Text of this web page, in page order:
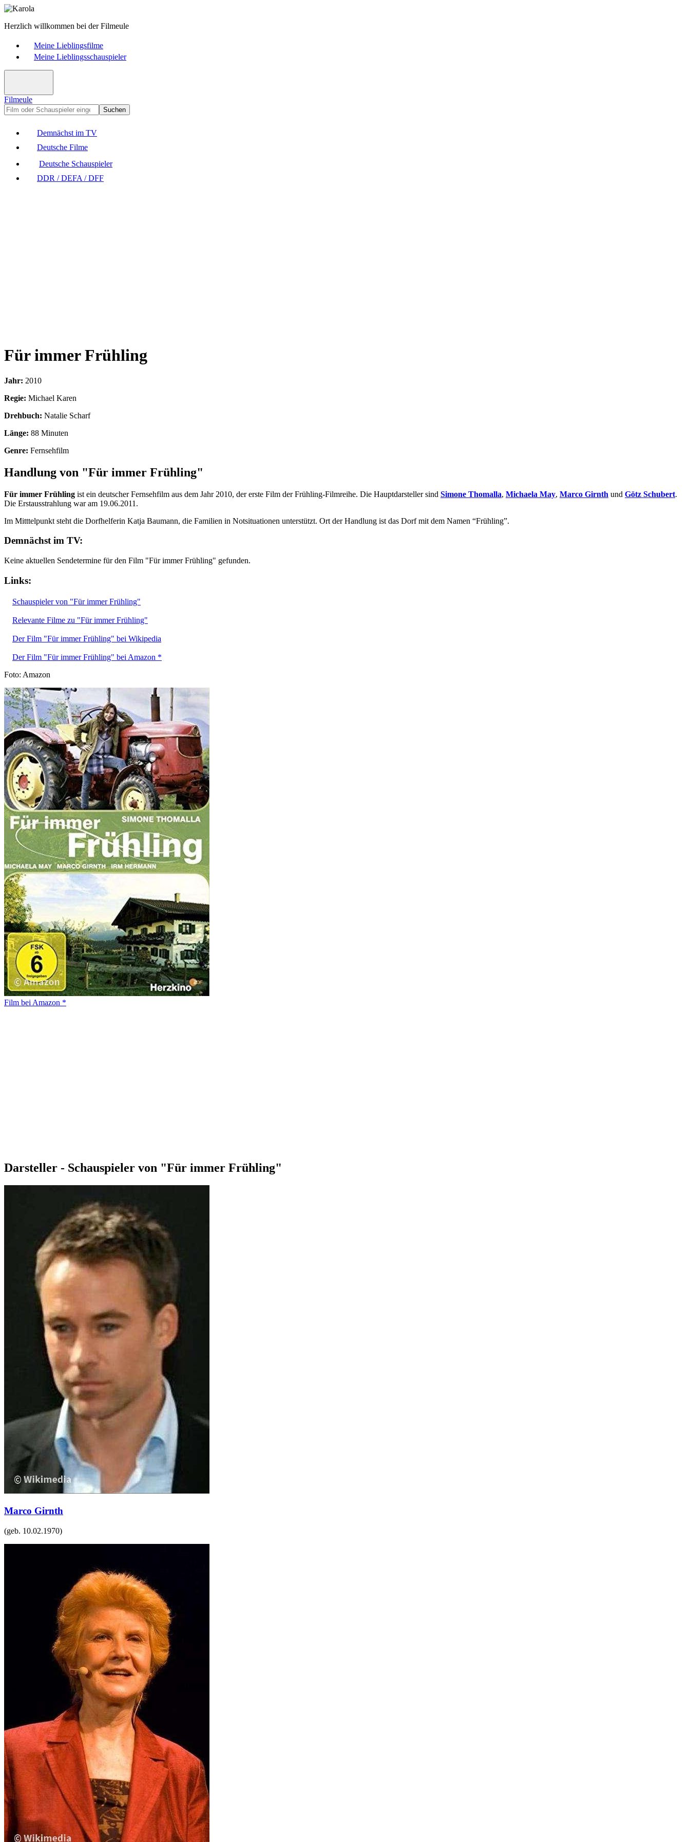
Herzlich willkommen bei der Filmeule
Meine Lieblingsfilme
Meine Lieblingsschauspieler
Filmeule
Suchen
Demnächst im TV
Deutsche Filme
Deutsche Schauspieler
DDR / DEFA / DFF
Für immer Frühling
Jahr: 2010
Regie: Michael Karen
Drehbuch: Natalie Scharf
Länge: 88 Minuten
Genre: Fernsehfilm
Handlung von "Für immer Frühling"
Für immer Frühling ist ein deutscher Fernsehfilm aus dem Jahr 2010, der erste Film der Frühling-Filmreihe. Die Hauptdarsteller sind Simone Thomalla, Michaela May, Marco Girnth und Götz Schubert.
Die Erstausstrahlung war am 19.06.2011.
Im Mitttelpunkt steht die Dorfhelferin Katja Baumann, die Familien in Notsituationen unterstützt. Ort der Handlung ist das Dorf mit dem Namen “Frühling”.
Demnächst im TV:
Keine aktuellen Sendetermine für den Film "Für immer Frühling" gefunden.
Links:
Schauspieler von "Für immer Frühling"
Relevante Filme zu "Für immer Frühling"
Der Film "Für immer Frühling" bei Wikipedia
Der Film "Für immer Frühling" bei Amazon *
Foto: Amazon
Film bei Amazon *
Darsteller - Schauspieler von "Für immer Frühling"
Marco Girnth
(geb. 10.02.1970)